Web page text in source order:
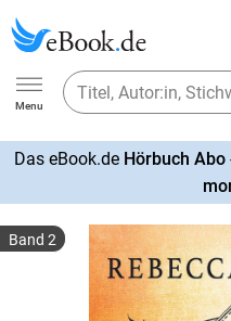
Ebook.de
Menu
Das eBook.de Hörbuch Abo
Band 2